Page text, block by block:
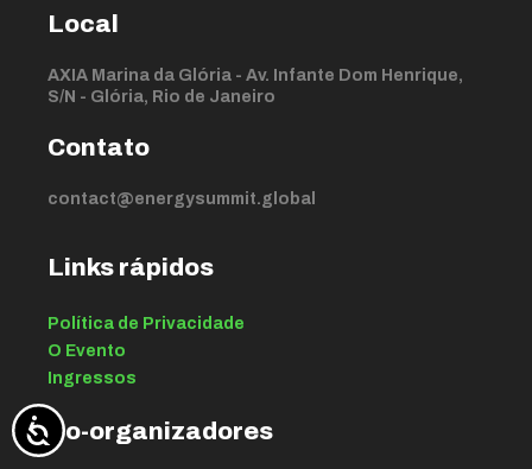
Local
AXIA Marina da Glória - Av. Infante Dom Henrique,
S/N - Glória, Rio de Janeiro
Contato
contact@energysummit.global
Links rápidos
Política de Privacidade
O Evento
Ingressos
Co-organizadores